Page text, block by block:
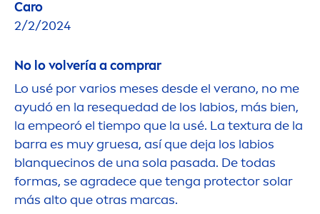
Caro
2/2/2024
No lo volvería a comprar
Lo usé por varios meses desde el verano, no me
ayudó en la resequedad de los labios, más bien,
la empeoró el tiempo que la usé. La textura de la
barra es muy gruesa, así que deja los labios
blanquecinos de una sola pasada. De todas
formas, se agradece que tenga protector solar
más alto que otras marcas.